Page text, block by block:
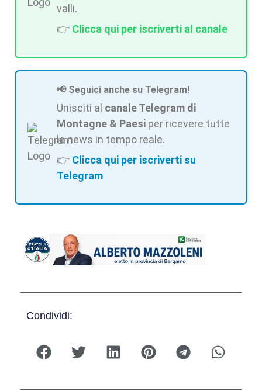
valli.
👉 Clicca qui per iscriverti al canale
📢 Seguici anche su Telegram!
Unisciti al canale Telegram di
Montagne & Paesi per ricevere tutte
le news in tempo reale.
👉 Clicca qui per iscriverti su
Telegram
Condividi: